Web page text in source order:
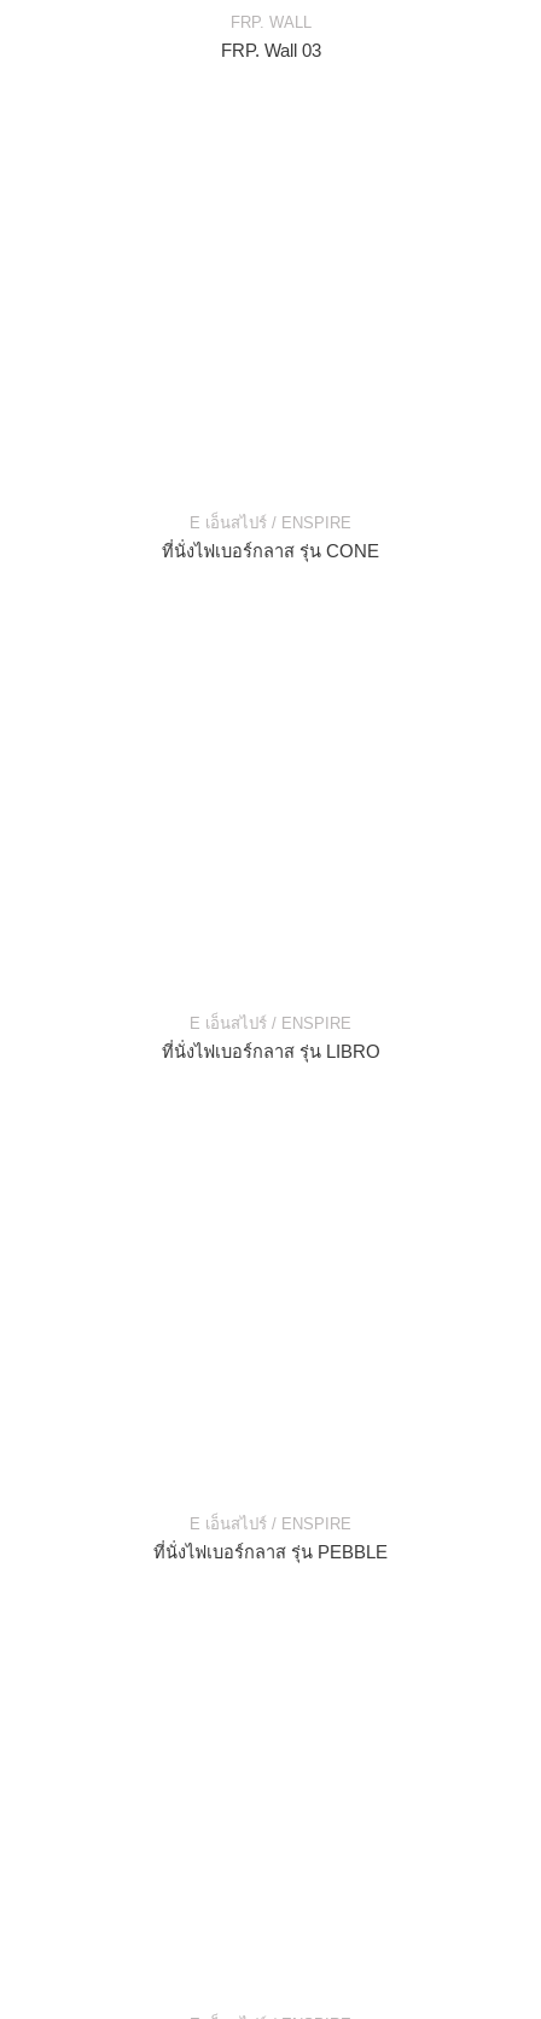
FRP. WALL
FRP. Wall 03
E เอ็นสไปร์ / ENSPIRE
ที่นั่งไฟเบอร์กลาส รุ่น CONE
E เอ็นสไปร์ / ENSPIRE
ที่นั่งไฟเบอร์กลาส รุ่น LIBRO
E เอ็นสไปร์ / ENSPIRE
ที่นั่งไฟเบอร์กลาส รุ่น PEBBLE